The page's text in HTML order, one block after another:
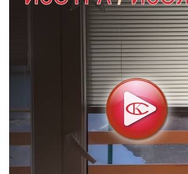
26